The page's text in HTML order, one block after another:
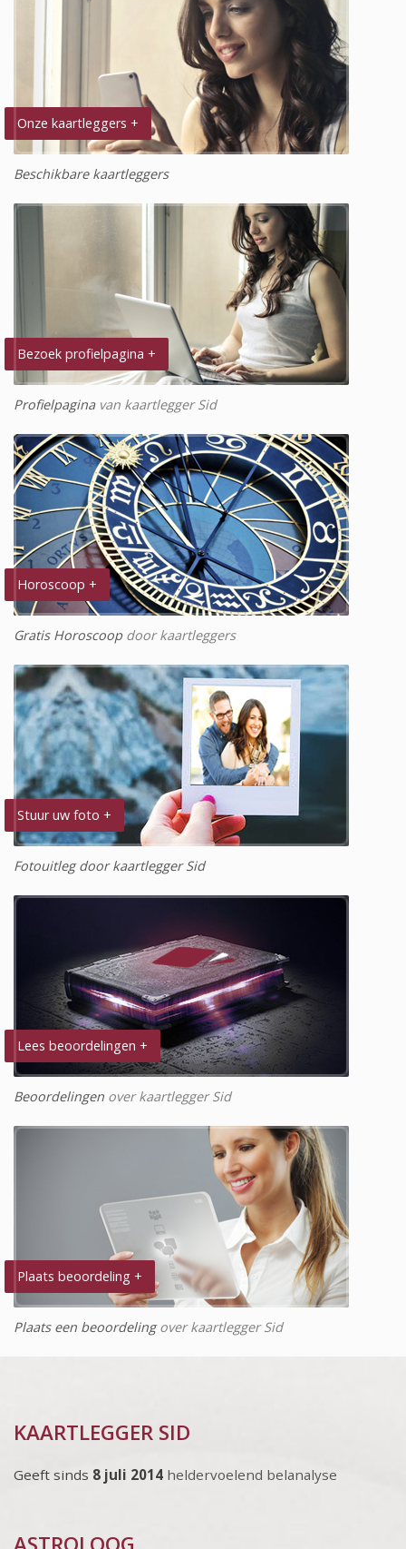
Onze kaartleggers +
Beschikbare kaartleggers
Bezoek profielpagina +
Profielpagina van kaartlegger Sid
Horoscoop +
Gratis Horoscoopdoor kaartleggers
Stuur uw foto +
Fotouitleg door kaartlegger Sid
Lees beoordelingen +
Beoordelingen over kaartlegger Sid
Plaats beoordeling +
Plaats een beoordelingover kaartlegger Sid
KAARTLEGGER SID
Geeft sinds 8 juli 2014 heldervoelend belanalyse